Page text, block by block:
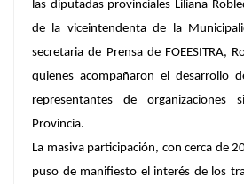
las diputadas provinciales Liliana
de la viceintendenta de la
secretaria de Prensa de FOEESITRA,
quienes acompañaron el desarrollo
representantes de organizaciones
Provincia.
La masiva participación, con cerca de
puso de manifiesto el interés de los